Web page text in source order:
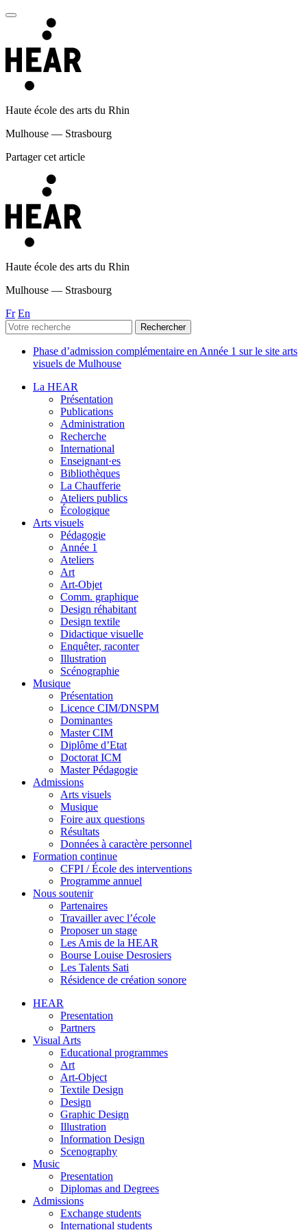
Haute école des arts du Rhin
Mulhouse — Strasbourg
Partager cet article
Haute école des arts du Rhin
Mulhouse — Strasbourg
Fr En
Phase d’admission complémentaire en Année 1 sur le site arts
visuels de Mulhouse
La HEAR
Présentation
Publications
Administration
Recherche
International
Enseignant·es
Bibliothèques
La Chaufferie
Ateliers publics
Écologique
Arts visuels
Pédagogie
Année 1
Ateliers
Art
Art-Objet
Comm. graphique
Design réhabitant
Design textile
Didactique visuelle
Enquêter, raconter
Illustration
Scénographie
Musique
Présentation
Licence CIM/DNSPM
Dominantes
Master CIM
Diplôme d’Etat
Doctorat ICM
Master Pédagogie
Admissions
Arts visuels
Musique
Foire aux questions
Résultats
Données à caractère personnel
Formation continue
CFPI / École des interventions
Programme annuel
Nous soutenir
Partenaires
Travailler avec l’école
Proposer un stage
Les Amis de la HEAR
Bourse Louise Desrosiers
Les Talents Sati
Résidence de création sonore
HEAR
Presentation
Partners
Visual Arts
Educational programmes
Art
Art-Object
Textile Design
Design
Graphic Design
Illustration
Information Design
Scenography
Music
Presentation
Diplomas and Degrees
Admissions
Exchange students
International students